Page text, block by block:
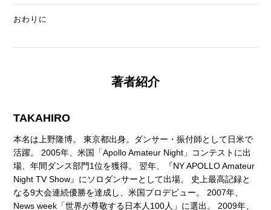
おわりに
著者紹介
TAKAHIRO
本名は上野隆博。 東京都出身。ダンサー・振付師として日米で
活躍。 2005年、米国「Apollo Amateur Night」コンテストに出
場、年間ダンス部門1位を獲得。 翌年、『NY APOLLO Amateur
Night TV Show』にソロダンサーとして出場。 史上最高記録と
なる9大会連続優勝を達成し、米国プロデビュー。 2007年、
News week「世界が尊敬する日本人100人」に選出。 2009年、